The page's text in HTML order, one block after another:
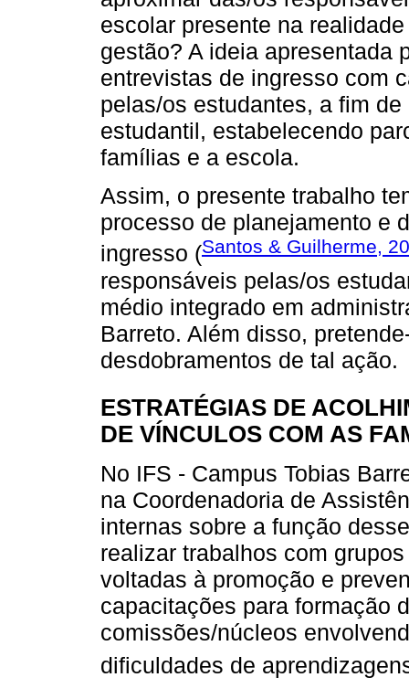
escolar presente na
gestão? A ideia apresentada
entrevistas de ingresso com
pelas/os estudantes, a fim
estudantil, estabelecendo
famílias e a escola.
Assim, o presente trabalho
processo de planejamento e
ingresso (Santos & Guilherme,
responsáveis pelas/os
médio integrado em
Barreto. Além disso,
desdobramentos de tal ação.
ESTRATÉGIAS DE
DE VÍNCULOS COM AS
No IFS - Campus Tobias
na Coordenadoria de
internas sobre a função
realizar trabalhos com
voltadas à promoção e
capacitações para formação
comissões/núcleos
dificuldades de